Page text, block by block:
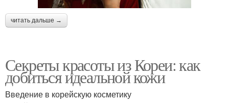
читать дальше →
Секреты красоты из Кореи: как
добиться идеальной кожи
Введение в корейскую косметику